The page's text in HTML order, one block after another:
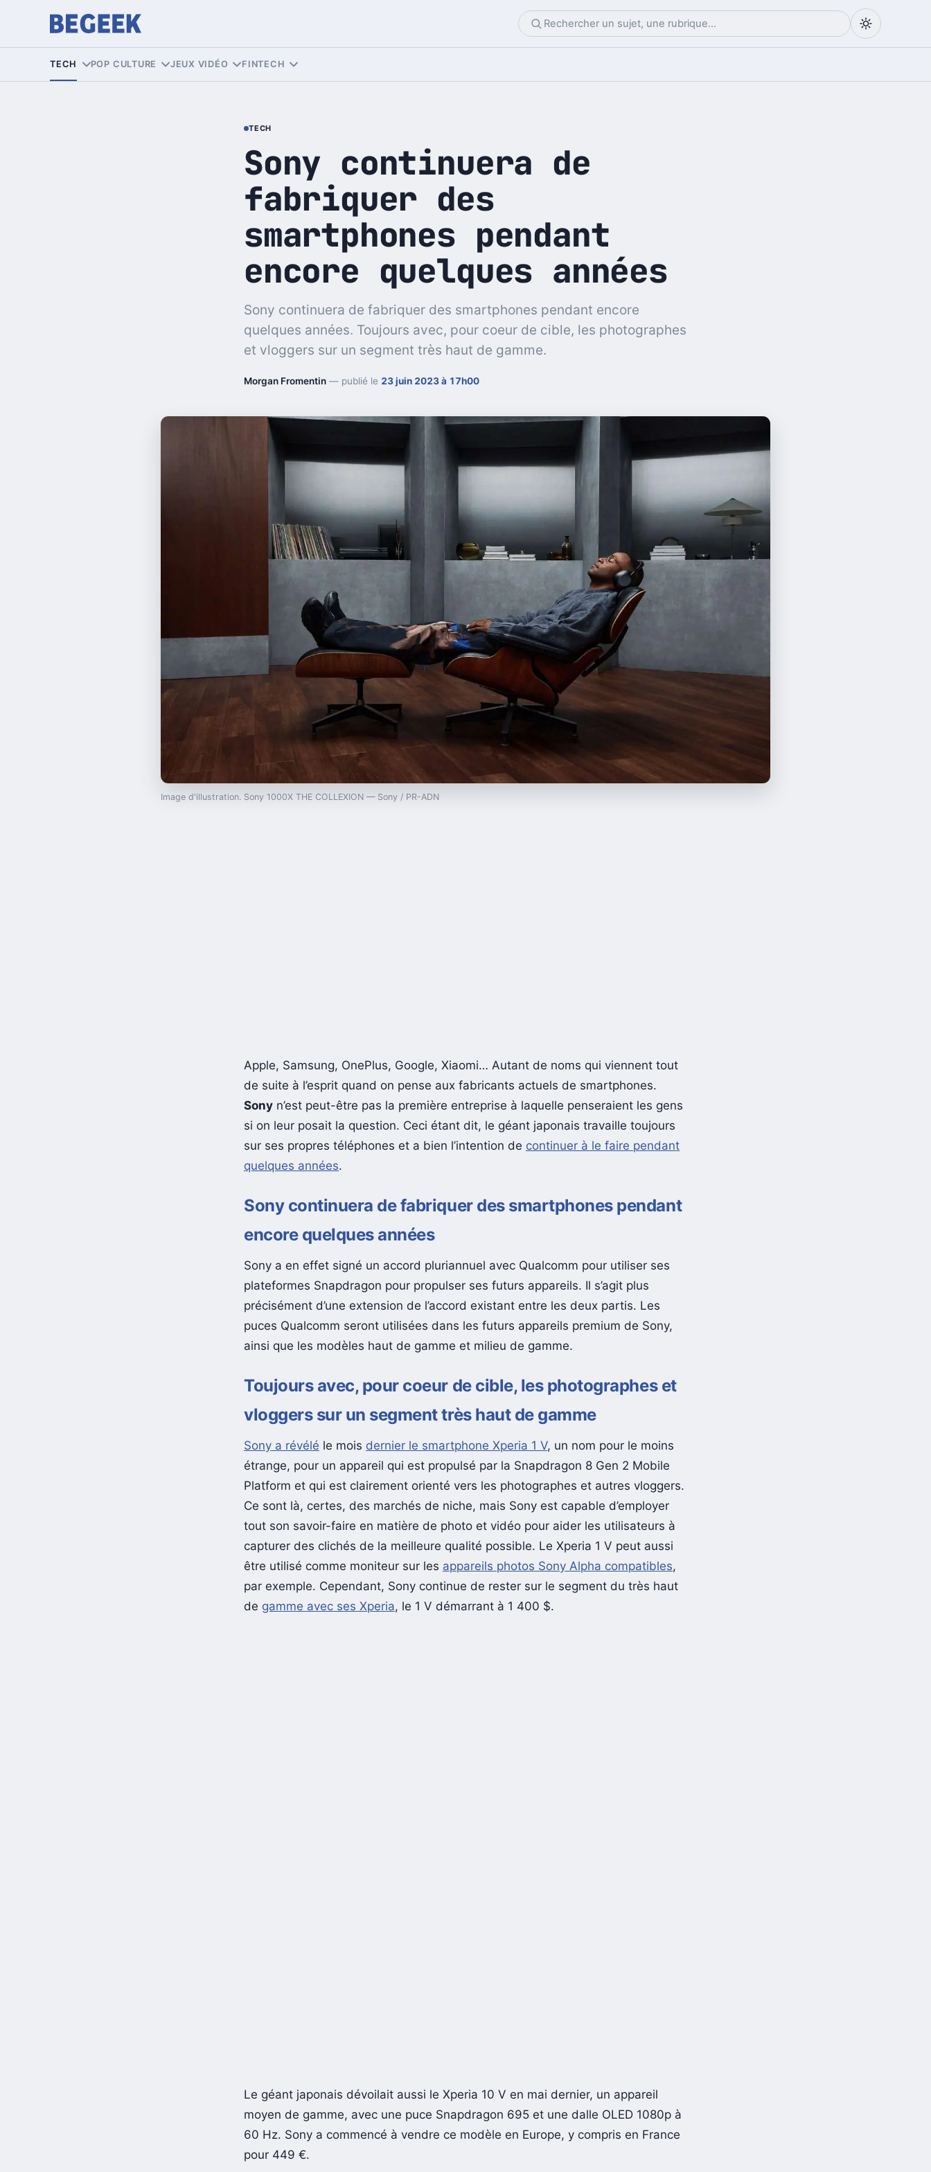
TECH POP CULTURE JEUX VIDÉO FINTECH
TECH
Sony continuera de
fabriquer des
smartphones pendant
encore quelques années
Sony continuera de fabriquer des smartphones pendant encore
quelques années. Toujours avec, pour coeur de cible, les photographes
et vloggers sur un segment très haut de gamme.
Morgan Fromentin — publié le 23 juin 2023 à 17h00
Image d'illustration. Sony 1000X THE COLLEXION — Sony / PR-ADN
Apple, Samsung, OnePlus, Google, Xiaomi… Autant de noms qui viennent tout
de suite à l’esprit quand on pense aux fabricants actuels de smartphones.
Sony n’est peut-être pas la première entreprise à laquelle penseraient les gens
si on leur posait la question. Ceci étant dit, le géant japonais travaille toujours
sur ses propres téléphones et a bien l’intention de continuer à le faire pendant
quelques années.
Sony continuera de fabriquer des smartphones pendant
encore quelques années
Sony a en effet signé un accord pluriannuel avec Qualcomm pour utiliser ses
plateformes Snapdragon pour propulser ses futurs appareils. Il s’agit plus
précisément d’une extension de l’accord existant entre les deux partis. Les
puces Qualcomm seront utilisées dans les futurs appareils premium de Sony,
ainsi que les modèles haut de gamme et milieu de gamme.
Toujours avec, pour coeur de cible, les photographes et
vloggers sur un segment très haut de gamme
Sony a révélé le mois dernier le smartphone Xperia 1 V, un nom pour le moins
étrange, pour un appareil qui est propulsé par la Snapdragon 8 Gen 2 Mobile
Platform et qui est clairement orienté vers les photographes et autres vloggers.
Ce sont là, certes, des marchés de niche, mais Sony est capable d’employer
tout son savoir-faire en matière de photo et vidéo pour aider les utilisateurs à
capturer des clichés de la meilleure qualité possible. Le Xperia 1 V peut aussi
être utilisé comme moniteur sur les appareils photos Sony Alpha compatibles,
par exemple. Cependant, Sony continue de rester sur le segment du très haut
de gamme avec ses Xperia, le 1 V démarrant à 1 400 $.
Le géant japonais dévoilait aussi le Xperia 10 V en mai dernier, un appareil
moyen de gamme, avec une puce Snapdragon 695 et une dalle OLED 1080p à
60 Hz. Sony a commencé à vendre ce modèle en Europe, y compris en France